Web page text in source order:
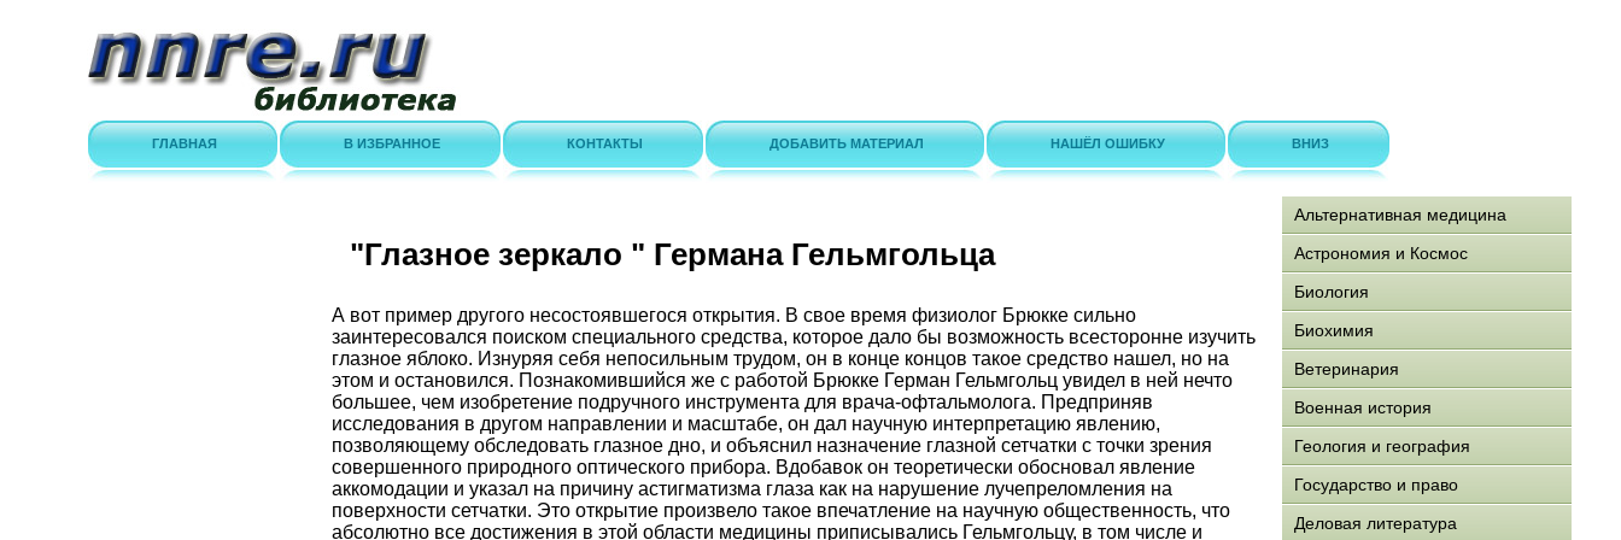
ГЛАВНАЯ В ИЗБРАННОЕ КОНТАКТЫ ДОБАВИТЬ МАТЕРИАЛ НАШЁЛ ОШИБКУ ВНИЗ
"Глазное зеркало " Германа Гельмгольца
А вот пример другого несостоявшегося открытия. В свое время физиолог Брюкке сильно
заинтересовался поиском специального средства, которое дало бы возможность всесторонне изучить
глазное яблоко. Изнуряя себя непосильным трудом, он в конце концов такое средство нашел, но на
этом и остановился. Познакомившийся же с работой Брюкке Герман Гельмгольц увидел в ней нечто
большее, чем изобретение подручного инструмента для врача-офтальмолога. Предприняв
исследования в другом направлении и масштабе, он дал научную интерпретацию явлению,
позволяющему обследовать глазное дно, и объяснил назначение глазной сетчатки с точки зрения
совершенного природного оптического прибора. Вдобавок он теоретически обосновал явление
аккомодации и указал на причину астигматизма глаза как на нарушение лучепреломления на
поверхности сетчатки. Это открытие произвело такое впечатление на научную общественность, что
абсолютно все достижения в этой области медицины приписывались Гельмгольцу, в том числе и
Альтернативная медицина
Астрономия и Космос
Биология
Биохимия
Ветеринария
Военная история
Геология и география
Государство и право
Деловая литература